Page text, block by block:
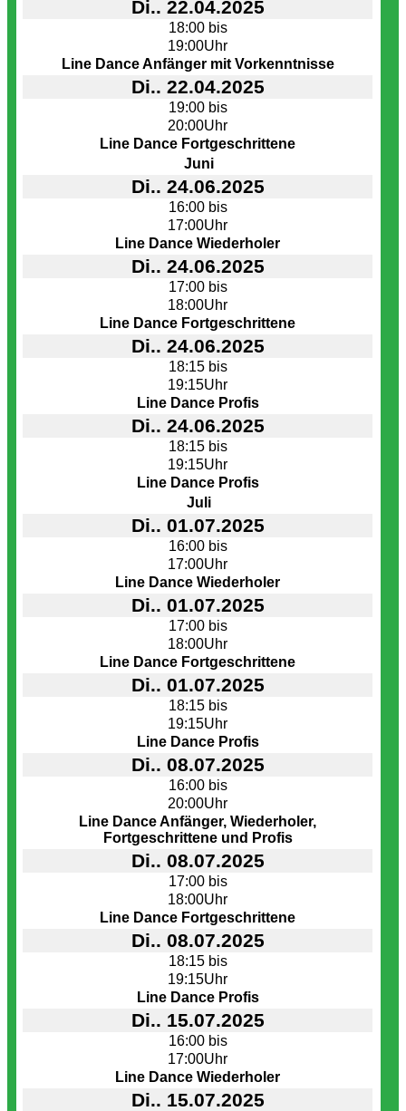
Di.. 22.04.2025
18:00 bis
19:00Uhr
Line Dance Anfänger mit Vorkenntnisse
Di.. 22.04.2025
19:00 bis
20:00Uhr
Line Dance Fortgeschrittene
Juni
Di.. 24.06.2025
16:00 bis
17:00Uhr
Line Dance Wiederholer
Di.. 24.06.2025
17:00 bis
18:00Uhr
Line Dance Fortgeschrittene
Di.. 24.06.2025
18:15 bis
19:15Uhr
Line Dance Profis
Di.. 24.06.2025
18:15 bis
19:15Uhr
Line Dance Profis
Juli
Di.. 01.07.2025
16:00 bis
17:00Uhr
Line Dance Wiederholer
Di.. 01.07.2025
17:00 bis
18:00Uhr
Line Dance Fortgeschrittene
Di.. 01.07.2025
18:15 bis
19:15Uhr
Line Dance Profis
Di.. 08.07.2025
16:00 bis
20:00Uhr
Line Dance Anfänger, Wiederholer,
Fortgeschrittene und Profis
Di.. 08.07.2025
17:00 bis
18:00Uhr
Line Dance Fortgeschrittene
Di.. 08.07.2025
18:15 bis
19:15Uhr
Line Dance Profis
Di.. 15.07.2025
16:00 bis
17:00Uhr
Line Dance Wiederholer
Di.. 15.07.2025